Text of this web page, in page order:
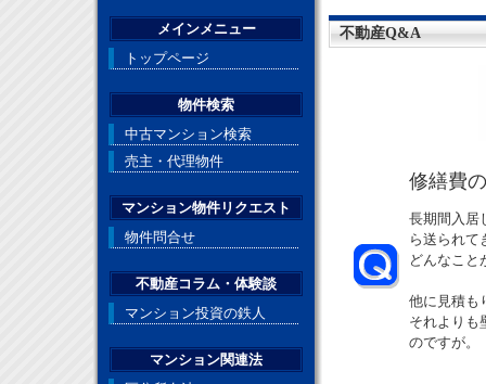
不動産Q&A
修繕費
長期間入居
ら送られて
どんなこと
他に見積も
それよりも
のですが。
メインメニュー
トップページ
物件検索
中古マンション検索
売主・代理物件
マンション物件リクエスト
物件問合せ
不動産コラム・体験談
マンション投資の鉄人
マンション関連法